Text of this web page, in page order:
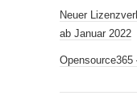
Neuer
ab Januar 2022